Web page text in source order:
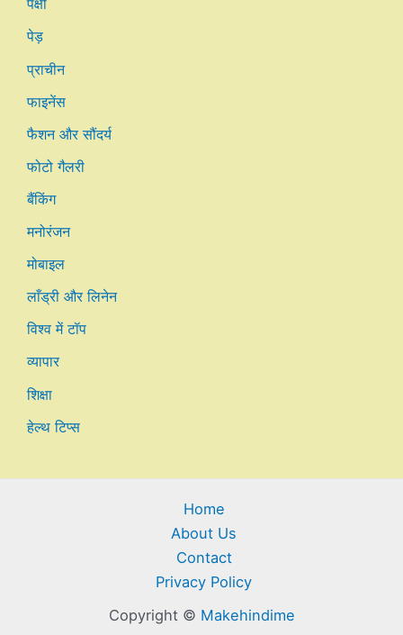
पक्षी
पेड़
प्राचीन
फाइनेंस
फैशन और सौंदर्य
फोटो गैलरी
बैंकिंग
मनोरंजन
मोबाइल
लाँड्री और लिनेन
विश्व में टॉप
व्यापार
शिक्षा
हेल्थ टिप्स
Home
About Us
Contact
Privacy Policy
Copyright © Makehindime